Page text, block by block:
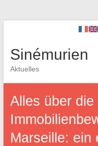
Sinémurien
Aktuelles
Alles über die
Marseille: ein